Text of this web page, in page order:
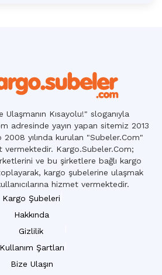
Kısayolu!" sloganıyla
adresinde yayın yapan sitemiz 2013
2008 yılında kurulan "Subeler.Com"
vermektedir. Kargo.Subeler.Com;
ve bu şirketlere bağlı kargo
kargo şubelerine ulaşmak
hizmet vermektedir.
Kargo Şubeleri
Hakkında
Gizlilik
Kullanım Şartları
Bize Ulaşın